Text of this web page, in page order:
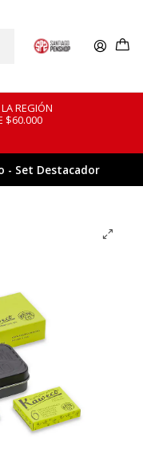
REGIÓN
$60.000
- Set Destacador